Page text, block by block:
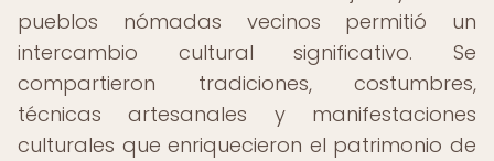
pueblos nómadas vecinos permitió un
intercambio cultural significativo. Se
compartieron tradiciones, costumbres,
técnicas artesanales y manifestaciones
culturales que enriquecieron el patrimonio de